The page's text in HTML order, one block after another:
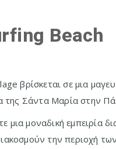
Beach
βρίσκεται σε μια
της Σάντα Μαρία στην
μια μοναδική εμπειρία
την περιοχή